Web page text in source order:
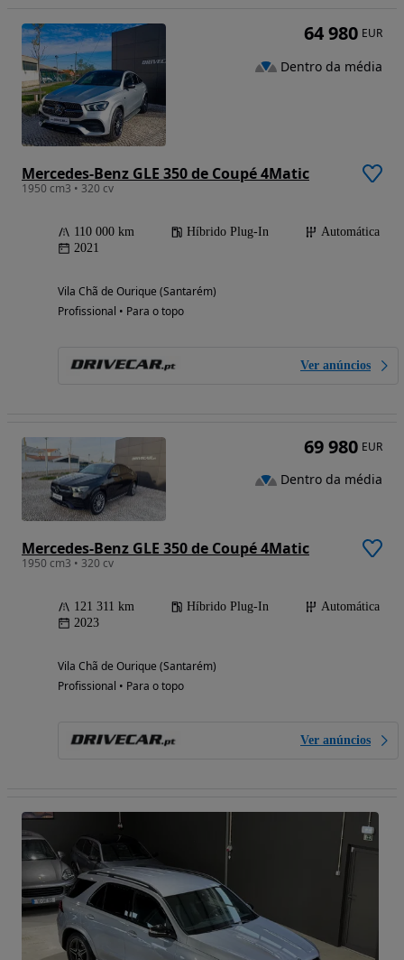
Mercedes-Benz GLE 350 de Coupé 4Matic
1950 cm3 • 320 cv
110 000 km Híbrido Plug-In
Automática
2021
Vila Chã de Ourique (Santarém)
Profissional • Para o topo
Ver anúncios
64 980 EUR
Dentro da média
Mercedes-Benz GLE 350 de Coupé 4Matic
1950 cm3 • 320 cv
121 311 km Híbrido Plug-In
Automática
2023
Vila Chã de Ourique (Santarém)
Profissional • Para o topo
Ver anúncios
69 980 EUR
Dentro da média